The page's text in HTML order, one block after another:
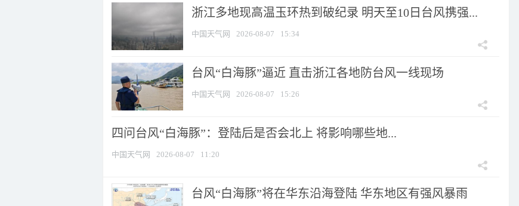
浙江多地现高温玉环热到破纪录 明天至10日台风携强...
中国天气网 2026-08-07 15:34
台风“白海豚”逼近 直击浙江各地防台风一线现场
中国天气网 2026-08-07 15:26
四问台风“白海豚”：登陆后是否会北上 将影响哪些地...
中国天气网 2026-08-07 11:20
台风“白海豚”将在华东沿海登陆 华东地区有强风暴雨